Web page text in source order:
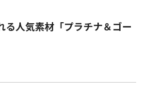
セットリング
る人気素材「プラチナ＆ゴー